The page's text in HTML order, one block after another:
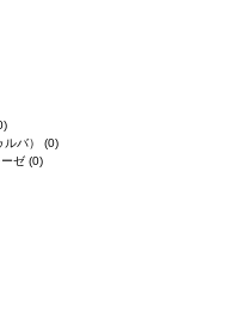
ルバ） (0)
ゼ (0)